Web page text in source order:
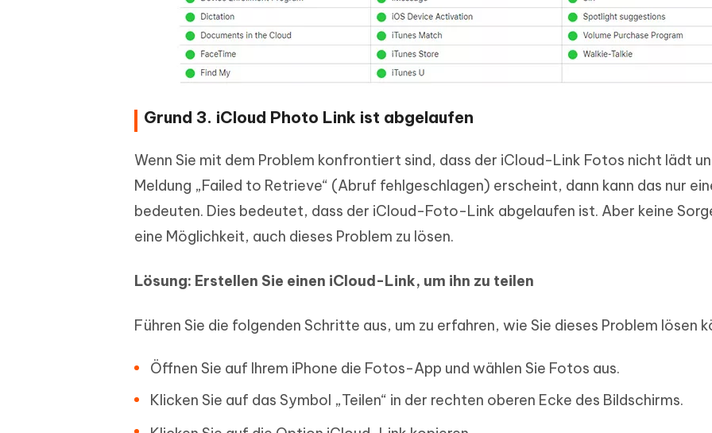
Grund 3. iCloud Photo Link ist abgelaufen
Wenn Sie mit dem Problem konfrontiert sind, dass der iCloud-Link Fotos nicht lädt
Meldung „Failed to Retrieve“ (Abruf fehlgeschlagen) erscheint, dann kann das nur
bedeuten. Dies bedeutet, dass der iCloud-Foto-Link abgelaufen ist. Aber keine
eine Möglichkeit, auch dieses Problem zu lösen.
Lösung: Erstellen Sie einen iCloud-Link, um ihn zu teilen
Führen Sie die folgenden Schritte aus, um zu erfahren, wie Sie dieses Problem lösen
Öffnen Sie auf Ihrem iPhone die Fotos-App und wählen Sie Fotos aus.
Klicken Sie auf das Symbol „Teilen“ in der rechten oberen Ecke des Bildschirms.